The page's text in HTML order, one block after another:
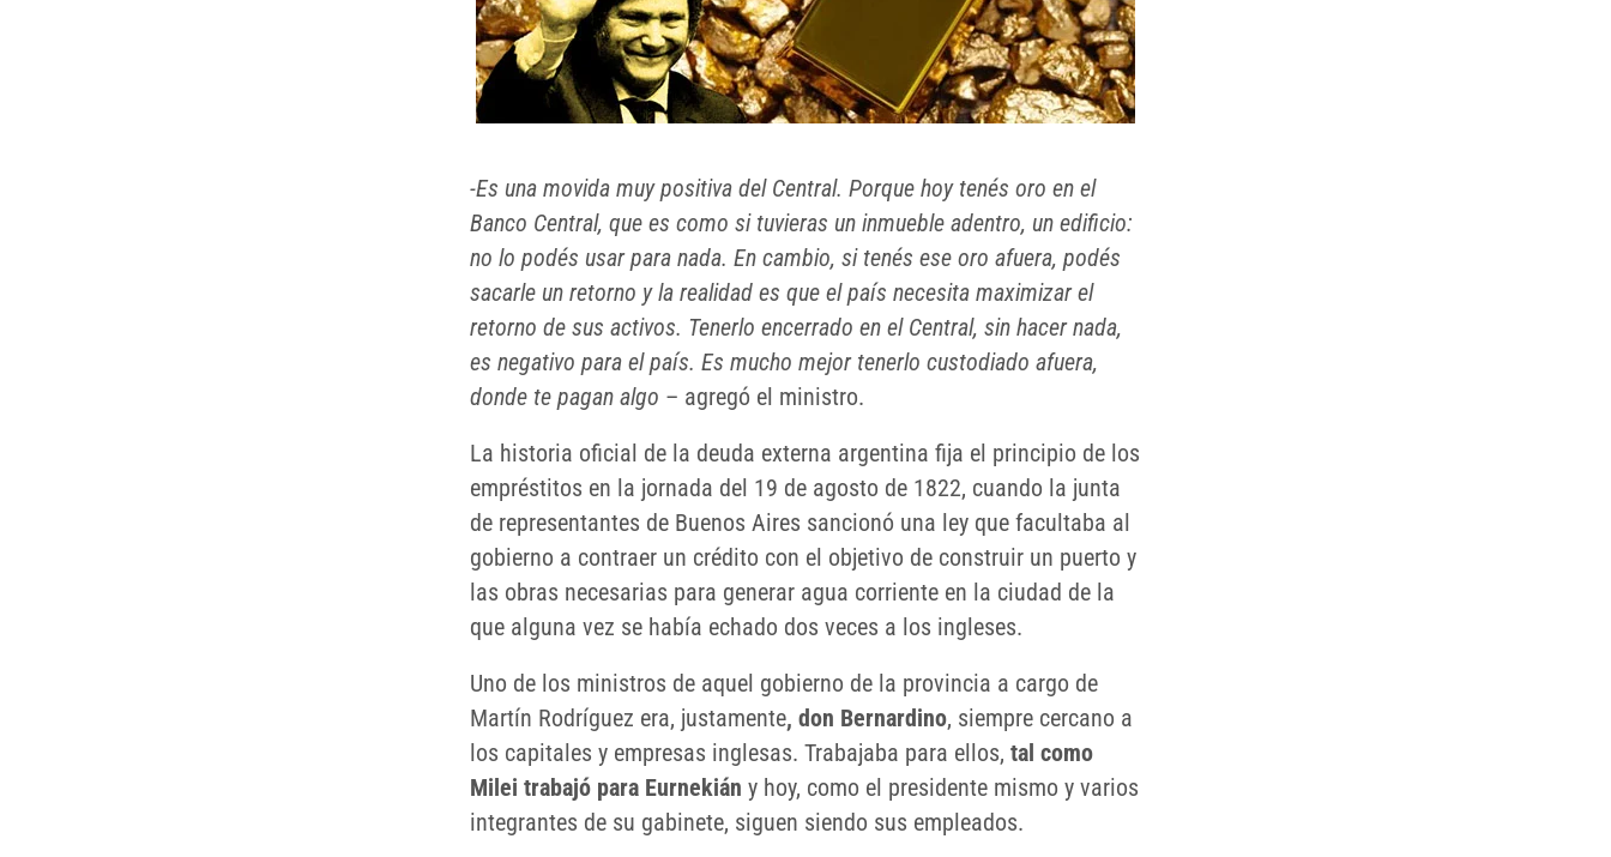
-Es una movida muy positiva del Central. Porque hoy tenés oro en el
Banco Central, que es como si tuvieras un inmueble adentro, un edificio:
no lo podés usar para nada. En cambio, si tenés ese oro afuera, podés
sacarle un retorno y la realidad es que el país necesita maximizar el
retorno de sus activos. Tenerlo encerrado en el Central, sin hacer nada,
es negativo para el país. Es mucho mejor tenerlo custodiado afuera,
donde te pagan algo – agregó el ministro.
La historia oficial de la deuda externa argentina fija el principio de los
empréstitos en la jornada del 19 de agosto de 1822, cuando la junta
de representantes de Buenos Aires sancionó una ley que facultaba al
gobierno a contraer un crédito con el objetivo de construir un puerto y
las obras necesarias para generar agua corriente en la ciudad de la
que alguna vez se había echado dos veces a los ingleses.
Uno de los ministros de aquel gobierno de la provincia a cargo de
Martín Rodríguez era, justamente, don Bernardino, siempre cercano a
los capitales y empresas inglesas. Trabajaba para ellos, tal como
Milei trabajó para Eurnekián y hoy, como el presidente mismo y varios
integrantes de su gabinete, siguen siendo sus empleados.